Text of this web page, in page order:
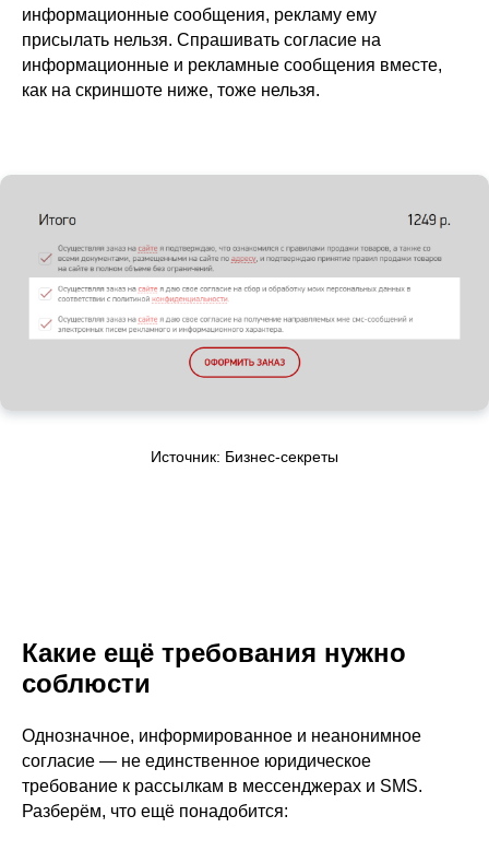
информационные сообщения, рекламу ему
присылать нельзя. Спрашивать согласие на
информационные и рекламные сообщения вместе,
как на скриншоте ниже, тоже нельзя.
Источник: Бизнес-секреты
Какие ещё требования нужно
соблюсти
Однозначное, информированное и неанонимное
согласие — не единственное юридическое
требование к рассылкам в мессенджерах и SMS.
Разберём, что ещё понадобится: